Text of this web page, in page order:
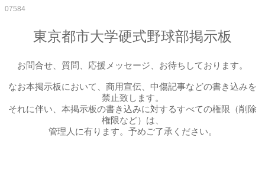
07584
東京都市大学硬式野球部掲示板
お問合せ、質問、応援メッセージ、お待ちしております。
なお本掲示板において、商用宣伝、中傷記事などの書き込みを
禁止致します。
それに伴い、本掲示板の書き込みに対するすべての権限（削除
権限など）は、
管理人に有ります。予めご了承ください。